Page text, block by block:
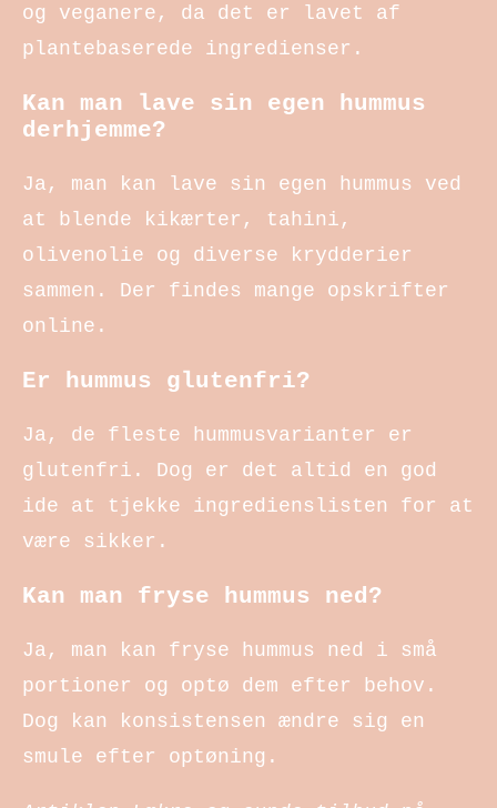
og veganere, da det er lavet af
plantebaserede ingredienser.
Kan man lave sin egen hummus
derhjemme?
Ja, man kan lave sin egen hummus ved
at blende kikærter, tahini,
olivenolie og diverse krydderier
sammen. Der findes mange opskrifter
online.
Er hummus glutenfri?
Ja, de fleste hummusvarianter er
glutenfri. Dog er det altid en god
ide at tjekke ingredienslisten for at
være sikker.
Kan man fryse hummus ned?
Ja, man kan fryse hummus ned i små
portioner og optø dem efter behov.
Dog kan konsistensen ændre sig en
smule efter optøning.